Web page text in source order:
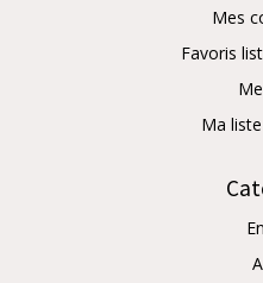
Mes
Favoris
Ma